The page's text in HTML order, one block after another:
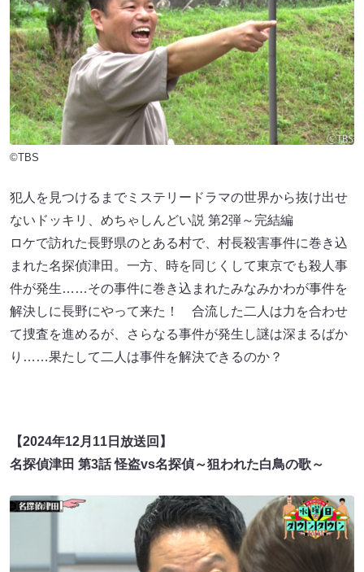
©TBS
犯人を見つけるまでミステリードラマの世界から抜け出せ
ないドッキリ、めちゃしんどい説 第2弾～完結編
ロケで訪れた長野県のとある村で、村長殺害事件に巻き込
まれた名探偵津田。一方、時を同じくして東京でも殺人事
件が発生……その事件に巻き込まれたみなみかわが事件を
解決しに長野にやって来た！ 合流した二人は力を合わせ
て捜査を進めるが、さらなる事件が発生し謎は深まるばか
り……果たして二人は事件を解決できるのか？
【2024年12月11日放送回】
名探偵津田 第3話 怪盗vs名探偵～狙われた白鳥の歌～